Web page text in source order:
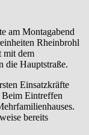
am Montagabend
Rheinbrohl
mit dem
die Hauptstraße.
Einsatzkräfte
Beim Eintreffen
bereits